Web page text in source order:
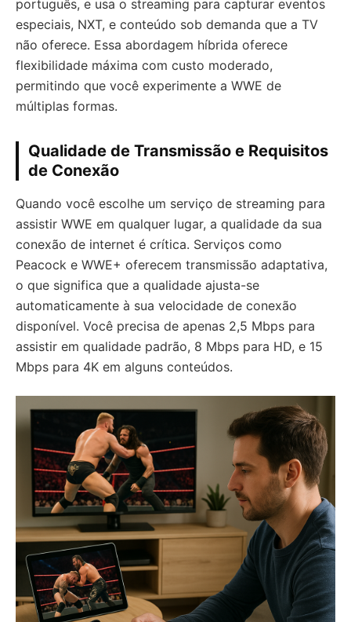
português, e usa o streaming para capturar eventos
especiais, NXT, e conteúdo sob demanda que a TV
não oferece. Essa abordagem híbrida oferece
flexibilidade máxima com custo moderado,
permitindo que você experimente a WWE de
múltiplas formas.
Qualidade de Transmissão e Requisitos
de Conexão
Quando você escolhe um serviço de streaming para
assistir WWE em qualquer lugar, a qualidade da sua
conexão de internet é crítica. Serviços como
Peacock e WWE+ oferecem transmissão adaptativa,
o que significa que a qualidade ajusta-se
automaticamente à sua velocidade de conexão
disponível. Você precisa de apenas 2,5 Mbps para
assistir em qualidade padrão, 8 Mbps para HD, e 15
Mbps para 4K em alguns conteúdos.